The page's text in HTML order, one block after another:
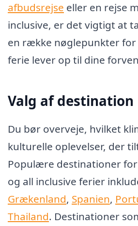
afbudsrejse eller en rejse
inclusive, er det vigtigt at
en række nøglepunkter for
ferie lever op til dine
Valg af destination
Du bør overveje, hvilket
kulturelle oplevelser, der
Populære destinationer
og all inclusive ferier
Grækenland, Spanien,
Thailand. Destinationer